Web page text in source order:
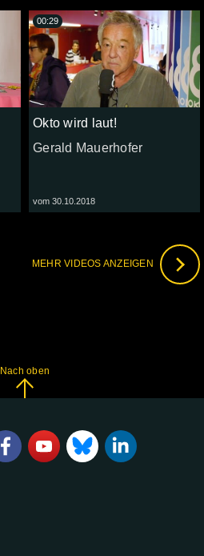
Okto wird laut!
Gerald Mauerhofer
vom 30.10.2018
00:29
MEHR VIDEOS ANZEIGEN
Nach oben